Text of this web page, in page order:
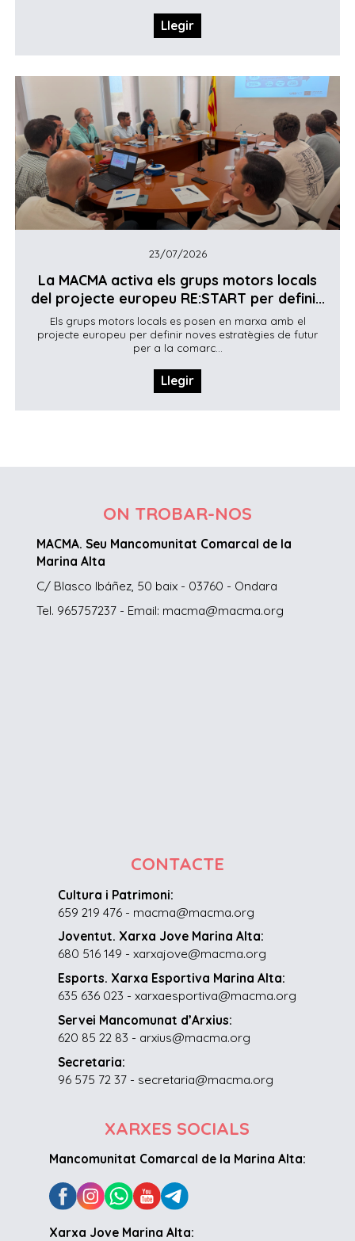
Llegir
23/07/2026
La MACMA activa els grups motors locals
del projecte europeu RE:START per defini...
Els grups motors locals es posen en marxa amb el
projecte europeu per definir noves estratègies de futur
per a la comarc...
Llegir
ON TROBAR-NOS
MACMA. Seu Mancomunitat Comarcal de la
Marina Alta
C/ Blasco Ibáñez, 50 baix - 03760 - Ondara
Tel. 965757237 - Email: macma@macma.org
CONTACTE
Cultura i Patrimoni:
659 219 476 - macma@macma.org
Joventut. Xarxa Jove Marina Alta:
680 516 149 - xarxajove@macma.org
Esports. Xarxa Esportiva Marina Alta:
635 636 023 - xarxaesportiva@macma.org
Servei Mancomunat d’Arxius:
620 85 22 83 - arxius@macma.org
Secretaria:
96 575 72 37 - secretaria@macma.org
XARXES SOCIALS
Mancomunitat Comarcal de la Marina Alta:
Xarxa Jove Marina Alta: